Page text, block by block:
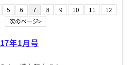
5 6 7 8 9 10 11
12
次のページ>
年1月号